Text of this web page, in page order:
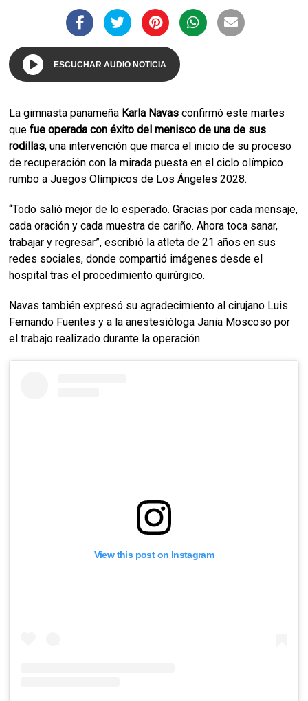
ESCUCHAR AUDIO NOTICIA
La gimnasta panameña Karla Navas confirmó este martes
quefue operada con éxito del menisco de una de sus
rodillas, una intervención que marca el inicio de su proceso
de recuperación con la mirada puesta en el ciclo olímpico
rumbo a Juegos Olímpicos de Los Ángeles 2028.
“Todo salió mejor de lo esperado. Gracias por cada mensaje,
cada oración y cada muestra de cariño. Ahora toca sanar,
trabajar y regresar”, escribió la atleta de 21 años en sus
redes sociales, donde compartió imágenes desde el
hospital tras el procedimiento quirúrgico.
Navas también expresó su agradecimiento al cirujano Luis
Fernando Fuentes y a la anestesióloga Jania Moscoso por
el trabajo realizado durante la operación.
View this post on Instagram